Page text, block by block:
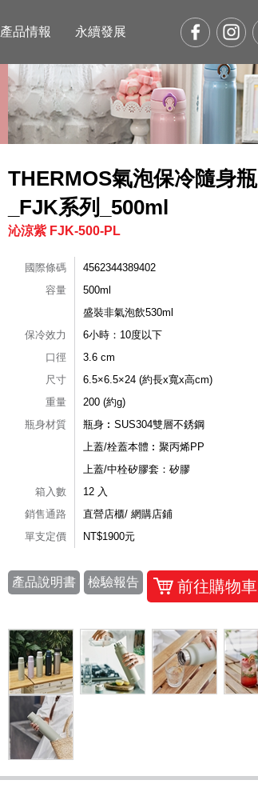
產品情報 永續發展
THERMOS氣泡保冷隨身瓶
_FJK系列_500ml
沁涼紫 FJK-500-PL
國際條碼
4562344389402
容量
500ml
盛裝非氣泡飲530ml
保冷效力
6小時：10度以下
口徑
3.6 cm
尺寸
6.5×6.5×24 (約長x寬x高cm)
重量
200 (約g)
瓶身材質
瓶身︰SUS304雙層不銹鋼
上蓋/栓蓋本體︰聚丙烯PP
上蓋/中栓矽膠套：矽膠
箱入數
12 入
銷售通路
直營店櫃/ 網購店鋪
單支定價
NT$1900元
產品說明書 檢驗報告 前往購物車